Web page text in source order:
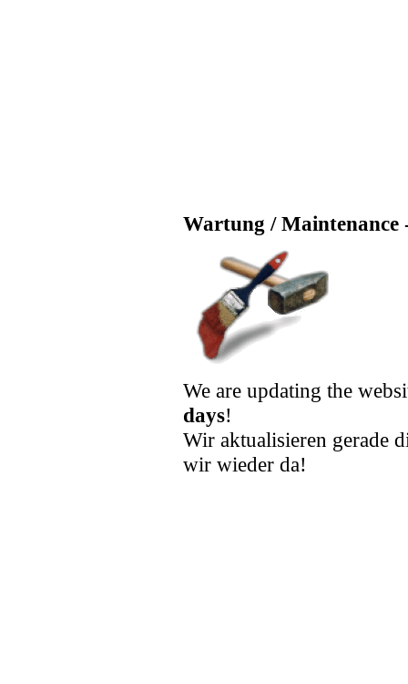
Wartung / Maintenance
We are updating the
days!
Wir aktualisieren gerade
wir wieder da!